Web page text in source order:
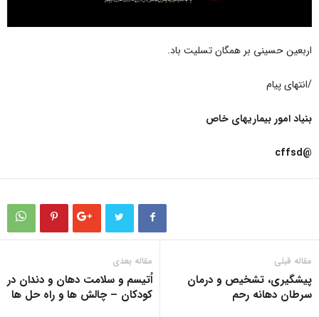
اربعین حسینی بر همگان تسلیت باد.
/انتهای پیام
بنیاد امور بیماریهای خاص
@cffsd
مقاله قبلی
پیشگیری، تشخیص و درمان
سرطان دهانه رحم
مقاله بعدی
اُتیسم و سلامت دهان و دندان در
کودکان – چالش ها و راه حل ها